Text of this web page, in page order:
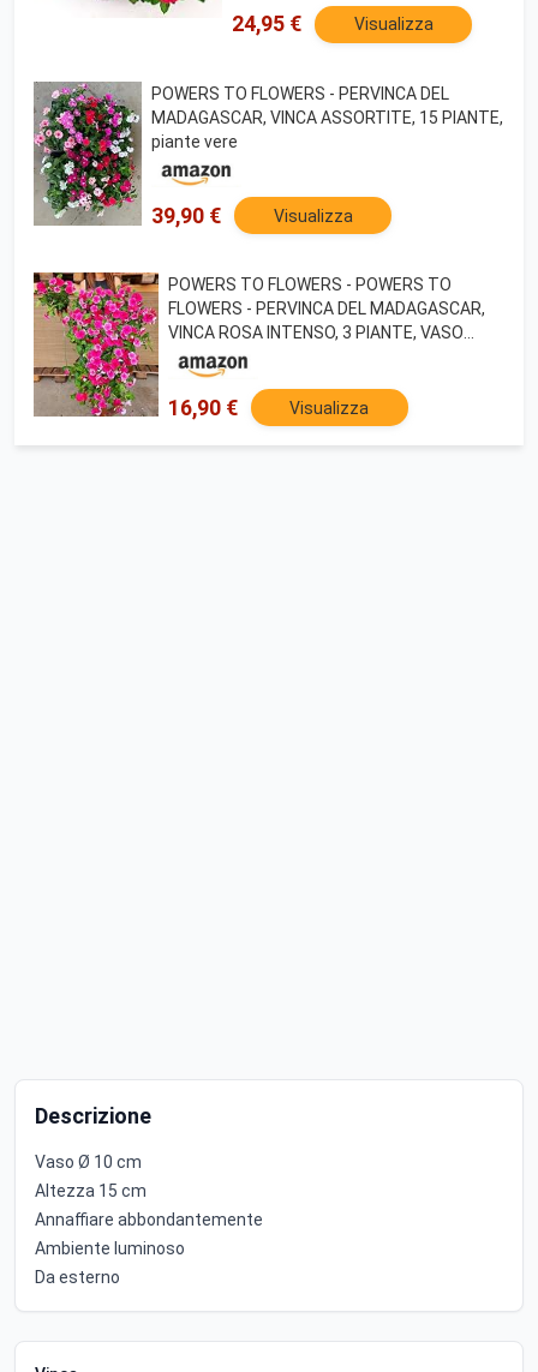
24,95 € Visualizza
POWERS TO FLOWERS - PERVINCA DEL
MADAGASCAR, VINCA ASSORTITE, 15 PIANTE,
piante vere
39,90 € Visualizza
POWERS TO FLOWERS - POWERS TO
FLOWERS - PERVINCA DEL MADAGASCAR,
VINCA ROSA INTENSO, 3 PIANTE, VASO
10CM DIAMETROpiante vere
16,90 € Visualizza
Descrizione
Vaso Ø 10 cm
Altezza 15 cm
Annaffiare abbondantemente
Ambiente luminoso
Da esterno